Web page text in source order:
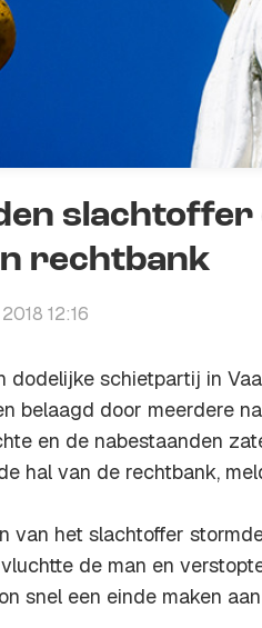
rechtbank
12:16
dodelijke schietpartij in
belaagd door meerdere
en de nabestaanden
hal van de rechtbank,
van het slachtoffer
de man en
snel een einde maken